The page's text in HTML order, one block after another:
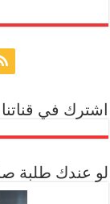
اشترك في
لو عندك طلبة